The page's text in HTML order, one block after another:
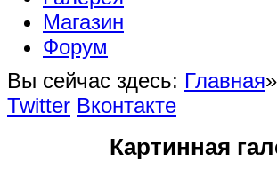
Магазин
Форум
Вы сейчас здесь: Главная»
Twitter Вконтакте
Картинная